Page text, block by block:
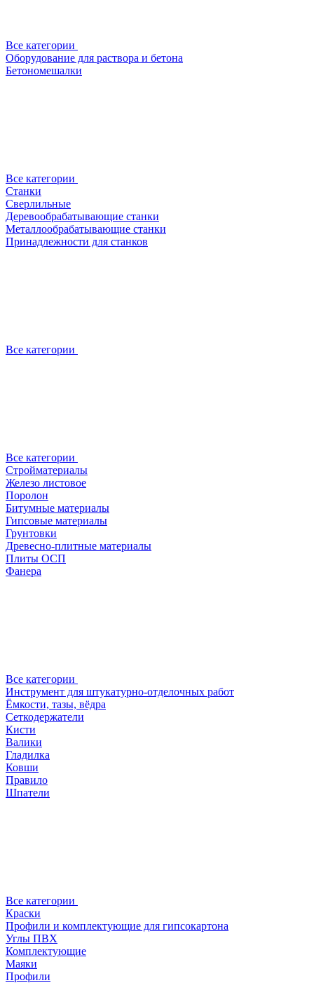
Все категории
Оборудование для раствора и бетона
Бетономешалки
Все категории
Станки
Сверлильные
Деревообрабатывающие станки
Металлообрабатывающие станки
Принадлежности для станков
Все категории
Все категории
Стройматериалы
Железо листовое
Поролон
Битумные материалы
Гипсовые материалы
Грунтовки
Древесно-плитные материалы
Плиты ОСП
Фанера
Все категории
Инструмент для штукатурно-отделочных работ
Ёмкости, тазы, вёдра
Сеткодержатели
Кисти
Валики
Гладилка
Ковши
Правило
Шпатели
Все категории
Краски
Профили и комплектующие для гипсокартона
Углы ПВХ
Комплектующие
Маяки
Профили